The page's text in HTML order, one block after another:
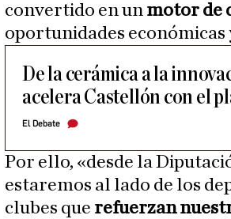
convertido en un motor de
oportunidades
De la cerámica a la
acelera Castellón con el
El Debate
Por ello, «desde la
estaremos al lado de los
clubes que refuerzan